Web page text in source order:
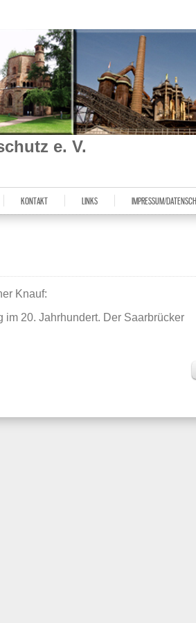
e. V.
KONTAKT LINKS IMPRESSUM/
Knauf:
20. Jahrhundert. Der Saarbrücker